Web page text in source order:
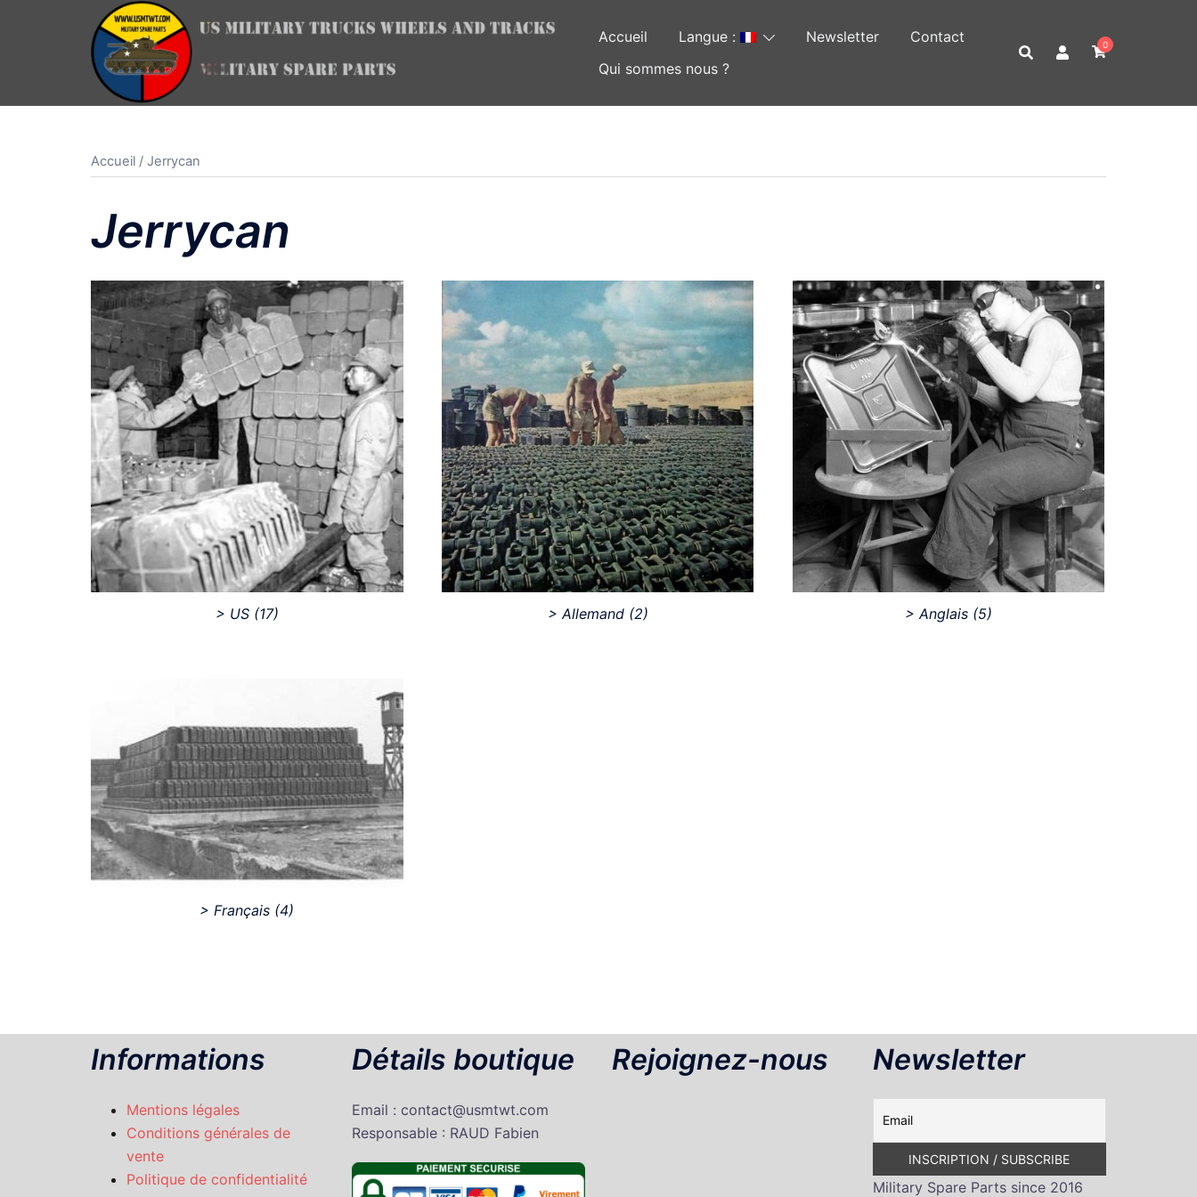
Accueil Langue : Newsletter
Contact
Qui sommes nous ?
0
Accueil / Jerrycan
Jerrycan
> US (17) > Allemand (2) > Anglais (5)
> Français (4)
Informations
Mentions légales
Conditions générales de
vente
Politique de confidentialité
Détails boutique
Email : contact@usmtwt.com
Responsable : RAUD Fabien
Rejoignez-nous Newsletter
Military Spare Parts since 2016